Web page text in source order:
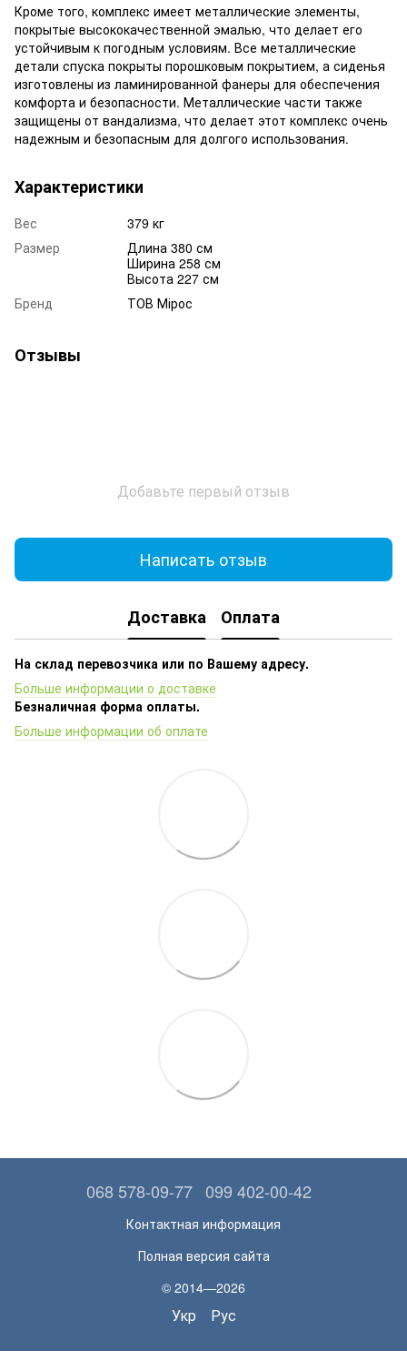
Кроме того, комплекс имеет металлические элементы,
покрытые высококачественной эмалью, что делает его
устойчивым к погодным условиям. Все металлические
детали спуска покрыты порошковым покрытием, а сиденья
изготовлены из ламинированной фанеры для обеспечения
комфорта и безопасности. Металлические части также
защищены от вандализма, что делает этот комплекс очень
надежным и безопасным для долгого использования.
Характеристики
Вес
379 кг
Размер
Длина 380 см
Ширина 258 см
Высота 227 см
Бренд
ТОВ Мірос
Отзывы
Добавьте первый отзыв
Написать отзыв
Доставка Оплата
На склад перевозчика или по Вашему адресу.
Больше информации о доставке
Безналичная форма оплаты.
Больше информации об оплате
068 578-09-77 099 402-00-42
Контактная информация
Полная версия сайта
© 2014—2026
Укр Рус